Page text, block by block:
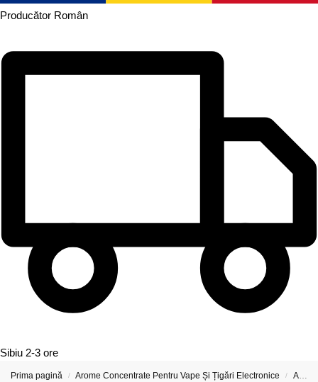
Producător Român
Sibiu 2-3 ore
Prima pagină / Arome Concentrate Pentru Vape Și Țigări Electronice / Arome Concentrate e-Potion 10ml